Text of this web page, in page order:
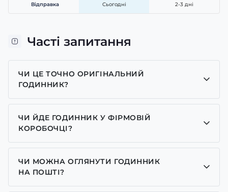
Відправка Сьогодні 2-3 дні
Часті запитання
ЧИ ЦЕ ТОЧНО ОРИГІНАЛЬНИЙ
ГОДИННИК?
Так, усі годинники у нас лише оригінальні, ми є
представником багатьох брендів.
ЧИ ЙДЕ ГОДИННИК У ФІРМОВІЙ
КОРОБОЧЦІ?
Для годинників бренду Casio, Pagani Design,
GUARDO та GOODYEAR додаємо фірмові
коробочки із брендовим надписом. Для бренду
ЧИ МОЖНА ОГЛЯНУТИ ГОДИННИК
НА ПОШТІ?